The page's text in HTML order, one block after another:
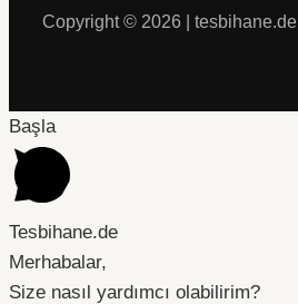
Copyright © 2026 | tesbihane.de
Başla
Tesbihane.de
Merhabalar,
Size nasıl yardımcı olabilirim?